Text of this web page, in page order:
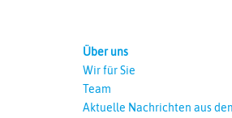
Über uns
Wir für Sie
Team
Aktuelle Nachrichten aus